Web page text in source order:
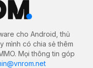
cho Android, thủ
mình có chia sẻ thêm
Mọi thông tin góp